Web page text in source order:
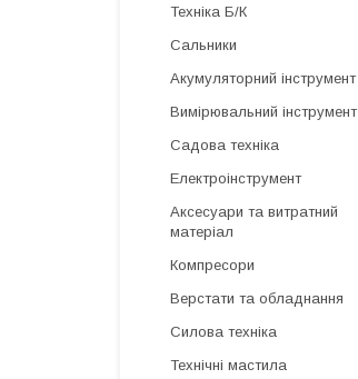
Техніка Б/К
Сальники
Акумуляторний інструмент
Вимірювальний інструмент
Садова техніка
Електроінструмент
Аксесуари та витратний
матеріал
Компресори
Верстати та обладнання
Силова техніка
Технічні мастила